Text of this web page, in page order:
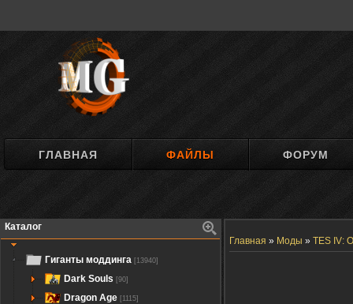
ГЛАВНАЯ ФАЙЛЫ ФОРУМ
Каталог
Гиганты моддинга [13940]
Dark Souls [90]
Dragon Age [1115]
Главная » Моды » TES IV: